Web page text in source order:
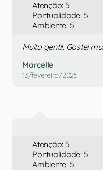
Atenção: 5
Pontualidade: 5
Ambiente: 5
Muito gentil. Gostei
Marcelle
13/fevereiro/2025
Atenção: 5
Pontualidade: 5
Ambiente: 5